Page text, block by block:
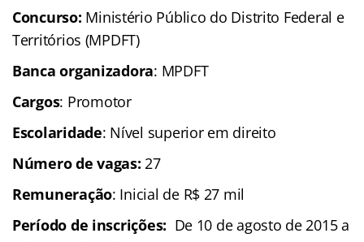
Concurso: Ministério Público do Distrito Federal e
Territórios (MPDFT)
Banca organizadora: MPDFT
Cargos: Promotor
Escolaridade: Nível superior em direito
Número de vagas: 27
Remuneração: Inicial de R$ 27 mil
Período de inscrições: De 10 de agosto de 2015 a